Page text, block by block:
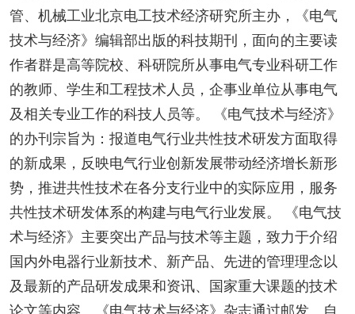
管、机械工业北京电工技术经济研究所主办，《电气
技术与经济》编辑部出版的科技期刊，面向的主要读
作者群是高等院校、科研院所从事电气专业科研工作
的教师、学生和工程技术人员，企事业单位从事电气
及相关专业工作的科技人员等。 《电气技术与经济》
的办刊宗旨为：报道电气行业共性技术研发方面取得
的新成果，反映电气行业创新发展带动经济增长新形
势，推进共性技术在各分支行业中的实际应用，服务
共性技术研发体系的构建与电气行业发展。 《电气技
术与经济》主要突出产品与技术等主题，致力于介绍
国内外电器行业新技术、新产品、先进的管理理念以
及最新的产品研发成果和资讯、国家重大课题的技术
论文等内容。《电气技术与经济》杂志通过邮发、自